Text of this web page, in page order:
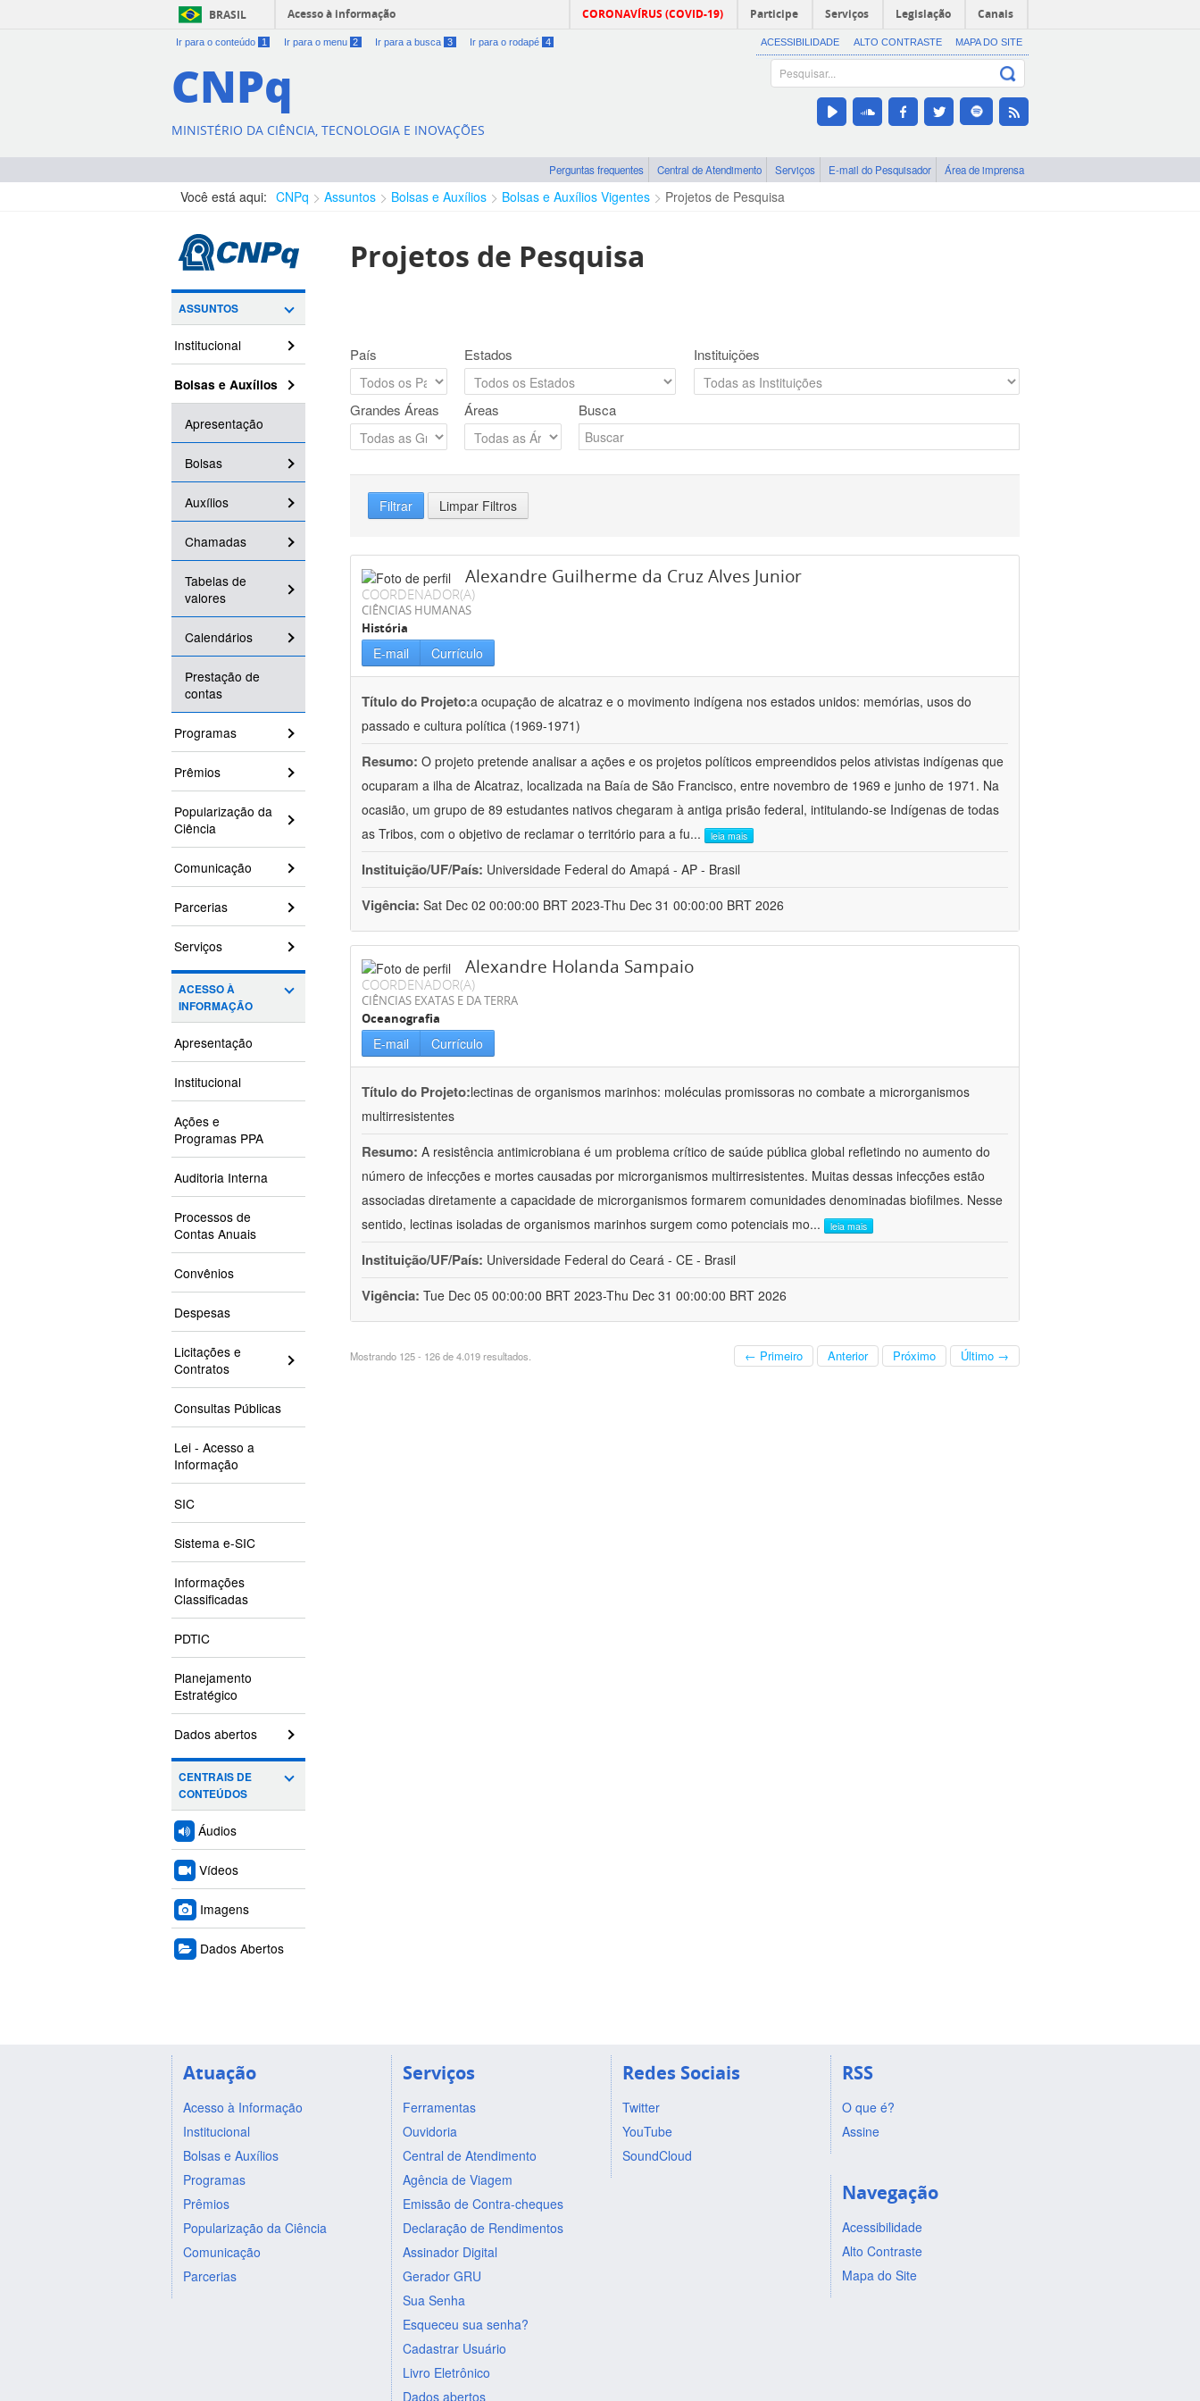
BRASIL Acesso à informação CORONAVÍRUS (COVID-19) Participe Serviços Legislação Canais
Ir para o conteúdo 1 Ir para o menu 2 Ir para a busca 3 Ir para o rodapé 4 ACESSIBILIDADE ALTO CONTRASTE MAPA DO SITE
CNPq
MINISTÉRIO DA CIÊNCIA, TECNOLOGIA E INOVAÇÕES
Perguntas frequentes Central de Atendimento Serviços E-mail do Pesquisador Área de imprensa
Você está aqui: CNPq Assuntos Bolsas e Auxílios Bolsas e Auxílios Vigentes Projetos de Pesquisa
ASSUNTOS
Institucional
Bolsas e Auxílios
Apresentação
Bolsas
Auxílios
Chamadas
Tabelas de
valores
Calendários
Prestação de
contas
Programas
Prêmios
Popularização da
Ciência
Comunicação
Parcerias
Serviços
ACESSO À
INFORMAÇÃO
Apresentação
Institucional
Ações e
Programas PPA
Auditoria Interna
Processos de
Contas Anuais
Convênios
Despesas
Licitações e
Contratos
Consultas Públicas
Lei - Acesso a
Informação
SIC
Sistema e-SIC
Informações
Classificadas
PDTIC
Planejamento
Estratégico
Dados abertos
CENTRAIS DE
CONTEÚDOS
Áudios
Vídeos
Imagens
Dados Abertos
Projetos de Pesquisa
País Estados Instituições
Grandes Áreas Áreas Busca
Filtrar Limpar Filtros
Alexandre Guilherme da Cruz Alves Junior
COORDENADOR(A)
CIÊNCIAS HUMANAS
História
E-mail Currículo
Título do Projeto:a ocupação de alcatraz e o movimento indígena nos estados unidos: memórias, usos do
passado e cultura política (1969-1971)
Resumo: O projeto pretende analisar a ações e os projetos políticos empreendidos pelos ativistas indígenas que
ocuparam a ilha de Alcatraz, localizada na Baía de São Francisco, entre novembro de 1969 e junho de 1971. Na
ocasião, um grupo de 89 estudantes nativos chegaram à antiga prisão federal, intitulando-se Indígenas de todas
as Tribos, com o objetivo de reclamar o território para a fu... leia mais
Instituição/UF/País: Universidade Federal do Amapá - AP - Brasil
Vigência: Sat Dec 02 00:00:00 BRT 2023-Thu Dec 31 00:00:00 BRT 2026
Alexandre Holanda Sampaio
COORDENADOR(A)
CIÊNCIAS EXATAS E DA TERRA
Oceanografia
E-mail Currículo
Título do Projeto:lectinas de organismos marinhos: moléculas promissoras no combate a microrganismos
multirresistentes
Resumo: A resistência antimicrobiana é um problema crítico de saúde pública global refletindo no aumento do
número de infecções e mortes causadas por microrganismos multirresistentes. Muitas dessas infecções estão
associadas diretamente a capacidade de microrganismos formarem comunidades denominadas biofilmes. Nesse
sentido, lectinas isoladas de organismos marinhos surgem como potenciais mo... leia mais
Instituição/UF/País: Universidade Federal do Ceará - CE - Brasil
Vigência: Tue Dec 05 00:00:00 BRT 2023-Thu Dec 31 00:00:00 BRT 2026
Mostrando 125 - 126 de 4.019 resultados. ← Primeiro Anterior Próximo Último →
Atuação
Acesso à Informação
Institucional
Bolsas e Auxílios
Programas
Prêmios
Popularização da Ciência
Comunicação
Parcerias
Serviços
Ferramentas
Ouvidoria
Central de Atendimento
Agência de Viagem
Emissão de Contra-cheques
Declaração de Rendimentos
Assinador Digital
Gerador GRU
Sua Senha
Esqueceu sua senha?
Cadastrar Usuário
Livro Eletrônico
Dados abertos
Redes Sociais
Twitter
YouTube
SoundCloud
RSS
O que é?
Assine
Navegação
Acessibilidade
Alto Contraste
Mapa do Site